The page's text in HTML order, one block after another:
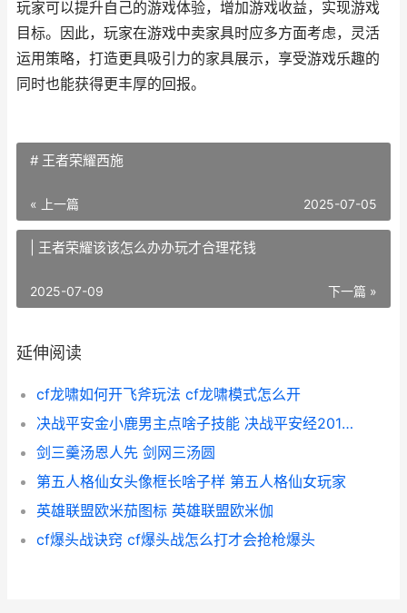
玩家可以提升自己的游戏体验，增加游戏收益，实现游戏
目标。因此，玩家在游戏中卖家具时应多方面考虑，灵活
运用策略，打造更具吸引力的家具展示，享受游戏乐趣的
同时也能获得更丰厚的回报。
# 王者荣耀西施
« 上一篇 2025-07-05
| 王者荣耀该该怎么办办玩才合理花钱
下一篇 »
2025-07-09
延伸阅读
cf龙啸如何开飞斧玩法 cf龙啸模式怎么开
决战平安金小鹿男主点啥子技能 决战平安经20121年选择的皮肤是什么
剑三羹汤恩人先 剑网三汤圆
第五人格仙女头像框长啥子样 第五人格仙女玩家
英雄联盟欧米茄图标 英雄联盟欧米伽
cf爆头战诀窍 cf爆头战怎么打才会抢枪爆头